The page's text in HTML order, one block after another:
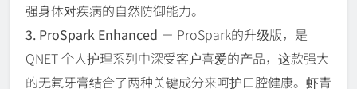
强身体对疾病的自然防御能力。
3. ProSpark Enhanced － ProSpark的升级版，是
QNET 个人护理系列中深受客户喜爱的产品，这款强大
的无氟牙膏结合了两种关键成分来呵护口腔健康。虾青